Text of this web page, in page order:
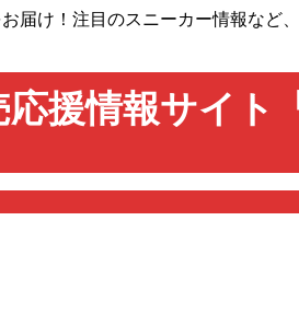
届け！注目のスニーカー情報など
援情報サイト